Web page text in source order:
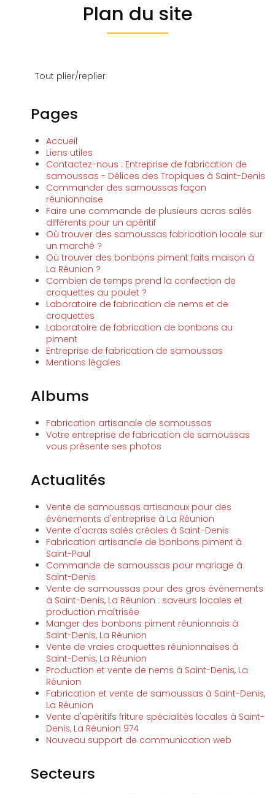
Plan du site
Tout plier/replier
Pages
Accueil
Liens utiles
Contactez-nous : Entreprise de fabrication de
samoussas - Délices des Tropiques à Saint-Denis
Commander des samoussas façon
réunionnaise
Faire une commande de plusieurs acras salés
différents pour un apéritif
Où trouver des samoussas fabrication locale sur
un marché ?
Où trouver des bonbons piment faits maison à
La Réunion ?
Combien de temps prend la confection de
croquettes au poulet ?
Laboratoire de fabrication de nems et de
croquettes
Laboratoire de fabrication de bonbons au
piment
Entreprise de fabrication de samoussas
Mentions légales
Albums
Fabrication artisanale de samoussas
Votre entreprise de fabrication de samoussas
vous présente ses photos
Actualités
Vente de samoussas artisanaux pour des
événements d'entreprise à La Réunion
Vente d'acras salés créoles à Saint-Denis
Fabrication artisanale de bonbons piment à
Saint-Paul
Commande de samoussas pour mariage à
Saint-Denis
Vente de samoussas pour des gros événements
à Saint-Denis, La Réunion : saveurs locales et
production maîtrisée
Manger des bonbons piment réunionnais à
Saint-Denis, La Réunion
Vente de vraies croquettes réunionnaises à
Saint-Denis, La Réunion
Production et vente de nems à Saint-Denis, La
Réunion
Fabrication et vente de samoussas à Saint-Denis,
La Réunion
Vente d'apéritifs friture spécialités locales à Saint-
Denis, La Réunion 974
Nouveau support de communication web
Secteurs